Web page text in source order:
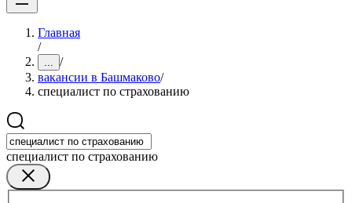
Главная
/
... /
вакансии в Башмаково/
специалист по страхованию
специалист по страхованию